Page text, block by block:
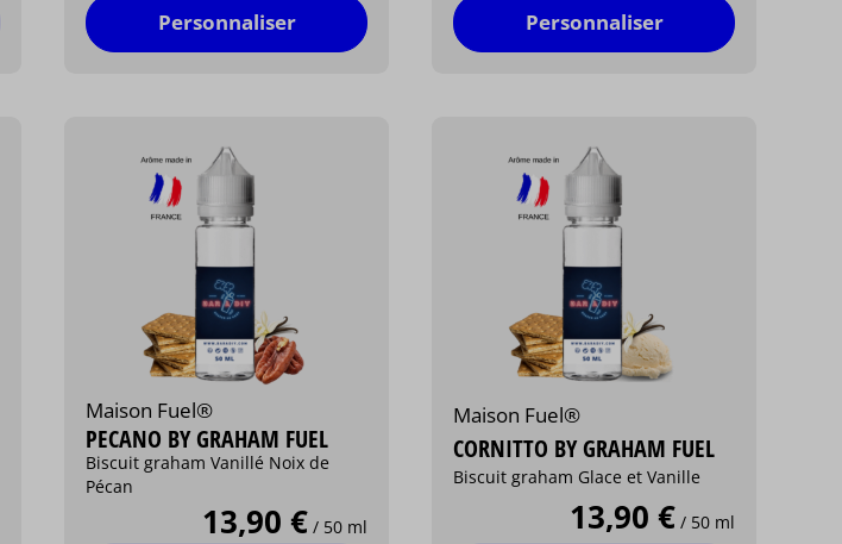
Personnaliser Personnaliser
Maison Fuel®
PECANO BY GRAHAM FUEL
Biscuit graham Vanillé Noix de
Pécan
13,90 € / 50 ml
Maison Fuel®
CORNITTO BY GRAHAM FUEL
Biscuit graham Glace et Vanille
13,90 € / 50 ml